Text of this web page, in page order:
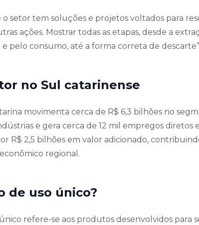
o setor tem soluções e projetos voltados para
ações. Mostrar todas as etapas, desde a
pelo consumo, até a forma correta de
no Sul catarinense
movimenta cerca de R$ 6,3 bilhões no
e gera cerca de 12 mil empregos diretos
R$ 2,5 bilhões em valor adicionado,
regional.
de uso único?
refere-se aos produtos desenvolvidos para